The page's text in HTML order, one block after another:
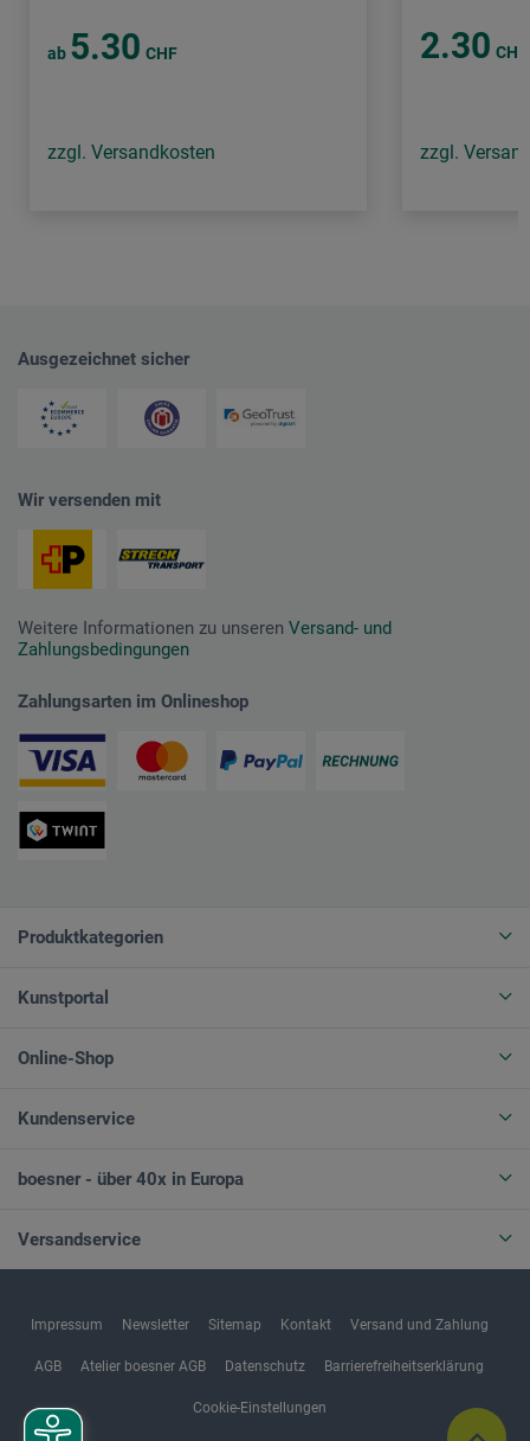
ab 5.30 CHF
zzgl. Versandkosten
2.30 CHF
zzgl.
Ausgezeichnet sicher
Wir versenden mit
Weitere Informationen zu unseren Versand- und
Zahlungsbedingungen
Zahlungsarten im Onlineshop
Produktkategorien
Kunstportal
Online-Shop
Kundenservice
boesner - über 40x in Europa
Versandservice
Impressum Newsletter Sitemap Kontakt Versand und Zahlung
AGB Atelier boesner AGB Datenschutz Barrierefreiheitserklärung
Cookie-Einstellungen